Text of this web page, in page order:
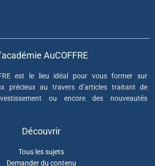
AuCOFFRE
est le lieu idéal pour vous former sur
précieux au travers d’articles traitant de
ou encore des nouveautés
Découvrir
Tous les sujets
Demander du contenu